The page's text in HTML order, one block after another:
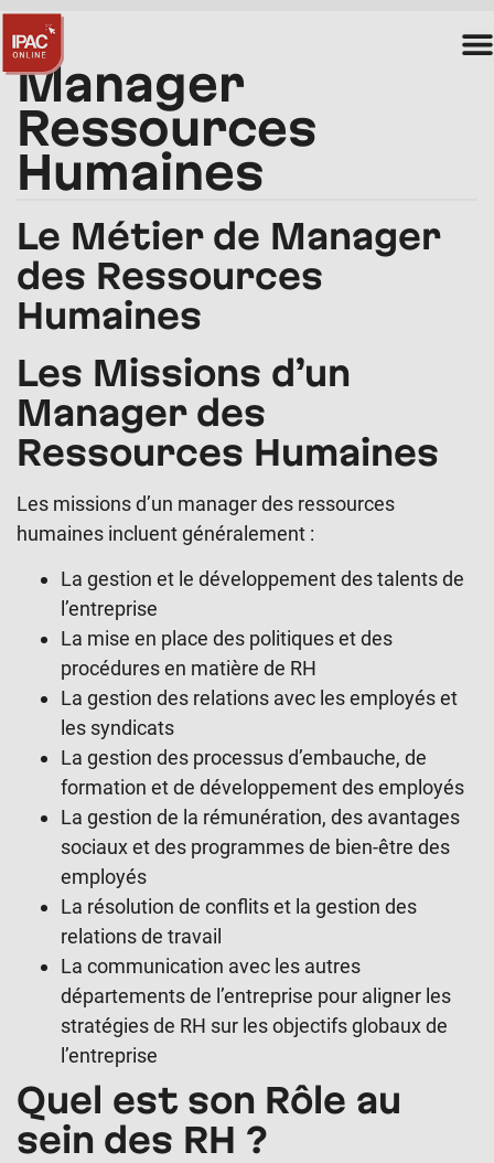
Manager
Ressources
Humaines
Le Métier de Manager
des Ressources
Humaines
Les Missions d’un
Manager des
Ressources Humaines
Les missions d’un manager des ressources
humaines incluent généralement :
La gestion et le développement des talents de
l’entreprise
La mise en place des politiques et des
procédures en matière de RH
La gestion des relations avec les employés et
les syndicats
La gestion des processus d’embauche, de
formation et de développement des employés
La gestion de la rémunération, des avantages
sociaux et des programmes de bien-être des
employés
La résolution de conflits et la gestion des
relations de travail
La communication avec les autres
départements de l’entreprise pour aligner les
stratégies de RH sur les objectifs globaux de
l’entreprise
Quel est son Rôle au
sein des RH ?